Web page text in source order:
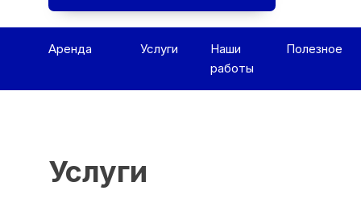
Аренда Услуги
Наши
работы
Полезное
Услуги